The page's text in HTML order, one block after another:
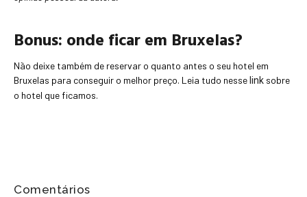
Bonus: onde ficar em Bruxelas?
Não deixe também de reservar o quanto antes o seu hotel em
Bruxelas para conseguir o melhor preço. Leia tudo nesselink sobre
o hotel que ficamos.
Comentários